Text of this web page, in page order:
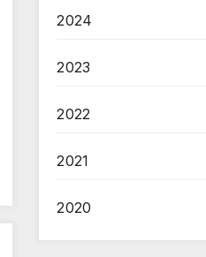
2024
2023
2022
2021
2020